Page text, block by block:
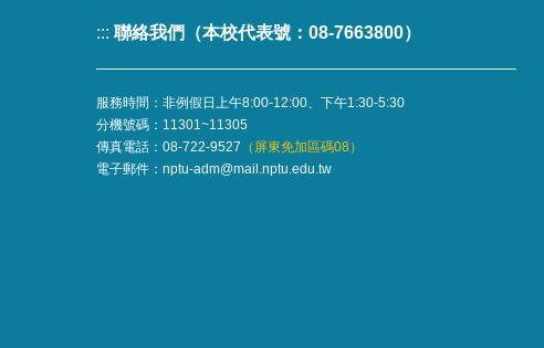
::: 聯絡我們（本校代表號：08-7663800）
服務時間：非例假日上午8:00-12:00、下午1:30-5:30
分機號碼： 11301~11305
傳真電話：08-722-9527 （屏東免加區碼08）
電子郵件： nptu-adm@mail.nptu.edu.tw